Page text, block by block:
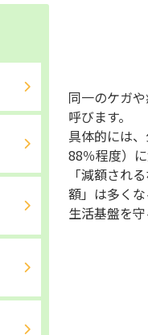
同一のケガ
呼びます。
具体的には
88％程度）に
「減額され
額」は多くな
生活基盤を